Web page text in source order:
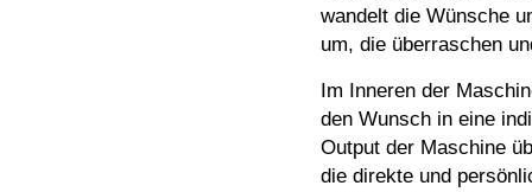
wandelt die Wünsche
um, die überraschen
Im Inneren der
den Wunsch in eine
Output der Maschine
die direkte und